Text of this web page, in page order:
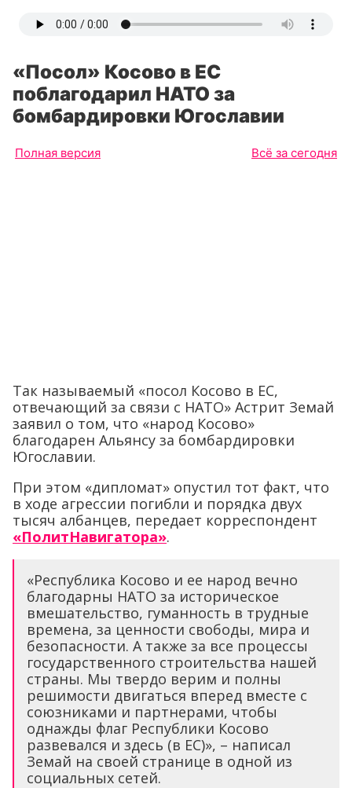
«Посол» Косово в ЕС
поблагодарил НАТО за
бомбардировки Югославии
Полная версия Всё за сегодня
Так называемый «посол Косово в ЕС,
отвечающий за связи с НАТО» Астрит Земай
заявил о том, что «народ Косово»
благодарен Альянсу за бомбардировки
Югославии.
При этом «дипломат» опустил тот факт, что
в ходе агрессии погибли и порядка двух
тысяч албанцев, передает корреспондент
«ПолитНавигатора».
«Республика Косово и ее народ вечно
благодарны НАТО за историческое
вмешательство, гуманность в трудные
времена, за ценности свободы, мира и
безопасности. А также за все процессы
государственного строительства нашей
страны. Мы твердо верим и полны
решимости двигаться вперед вместе с
союзниками и партнерами, чтобы
однажды флаг Республики Косово
развевался и здесь (в ЕС)», – написал
Земай на своей странице в одной из
социальных сетей.